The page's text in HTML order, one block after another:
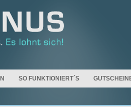
SO FUNKTIONIERT´S